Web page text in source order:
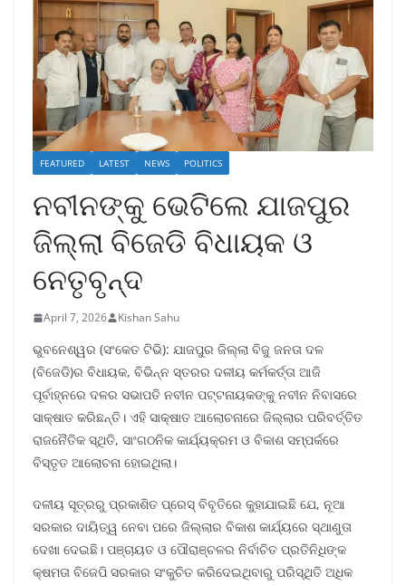
FEATURED LATEST NEWS POLITICS
ନବୀନଙ୍କୁ ଭେଟିଲେ ଯାଜପୁର
ଜିଲ୍ଲା ବିଜେଡି ବିଧାୟକ ଓ
ନେତୃବୃନ୍ଦ
April 7, 2026 Kishan Sahu
ଭୁବନେଶ୍ୱର (ସଂକେତ ଟିଭି): ଯାଜପୁର ଜିଲ୍ଲା ବିଜୁ ଜନତା ଦଳ
(ବିଜେଡି)ର ବିଧାୟକ, ବିଭିନ୍ନ ସ୍ତରର ଦଳୀୟ କର୍ମକର୍ତ୍ତା ଆଜି
ପୂର୍ବାହ୍ନରେ ଦଳର ସଭାପତି ନବୀନ ପଟ୍ଟନାୟକଙ୍କୁ ନବୀନ ନିବାସରେ
ସାକ୍ଷାତ କରିଛନ୍ତି। ଏହି ସାକ୍ଷାତ ଆଲୋଚନାରେ ଜିଲ୍ଲାର ପରିବର୍ତ୍ତିତ
ରାଜନୈତିକ ସ୍ଥିତି, ସାଂଗଠନିକ କାର୍ଯ୍ୟକ୍ରମ ଓ ବିକାଶ ସମ୍ପର୍କରେ
ବିସ୍ତୃତ ଆଲୋଚନା ହୋଇଥିଲା।
ଦଳୀୟ ସୂତ୍ରରୁ ପ୍ରକାଶିତ ପ୍ରେସ୍ ବିବୃତିରେ କୁହାଯାଇଛି ଯେ, ନୂଆ
ସରକାର ଦାୟିତ୍ୱ ନେବା ପରେ ଜିଲ୍ଲାର ବିକାଶ କାର୍ଯ୍ୟରେ ସ୍ଥାଣୁତା
ଦେଖା ଦେଇଛି। ପଞ୍ଚାୟତ ଓ ପୌରାଞ୍ଚଳର ନିର୍ବାଚିତ ପ୍ରତିନିଧିଙ୍କ
କ୍ଷମତା ବିଜେପି ସରକାର ସଂକୁଚିତ କରିଦେଇଥିବାରୁ ପରିସ୍ଥିତି ଅଧିକ